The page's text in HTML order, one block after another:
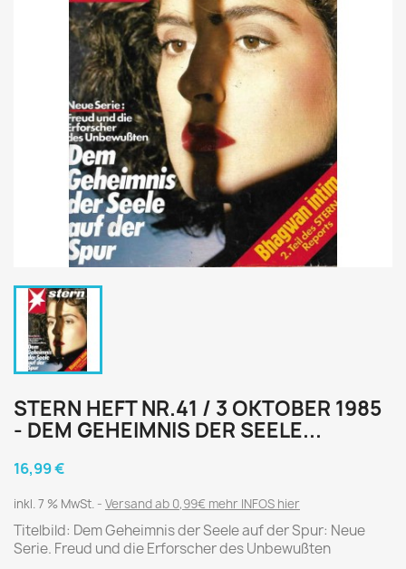
STERN HEFT NR.41 / 3 OKTOBER 1985
- DEM GEHEIMNIS DER SEELE...
16,99 €
inkl. 7 % MwSt. Versand ab 0,99€ mehr INFOS hier
Titelbild: Dem Geheimnis der Seele auf der Spur: Neue
Serie. Freud und die Erforscher des Unbewußten